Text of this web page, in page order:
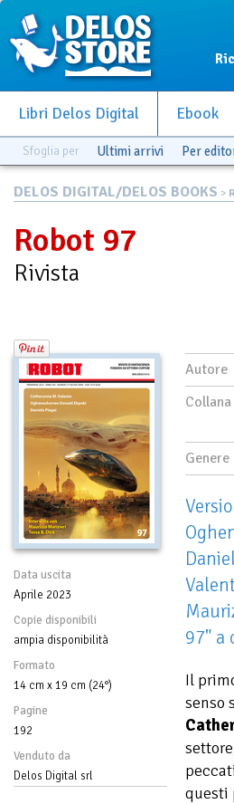
Libri Delos Digital Ebook
Sfoglia per Ultimi arrivi Per
DELOS DIGITAL/DELOS BOOKS >
Robot 97
Rivista
Data uscita
Aprile 2023
Copie disponibili
ampia disponibilità
Formato
14 cm x 19 cm (24°)
Pagine
192
Venduto da
Delos Digital srl
Autore
Collana
Genere
97" a
Il
senso
questi